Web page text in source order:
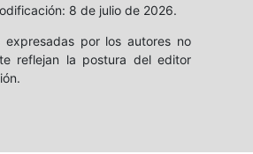
8 de julio de 2026.
expresadas por los autores no
reflejan la postura del editor